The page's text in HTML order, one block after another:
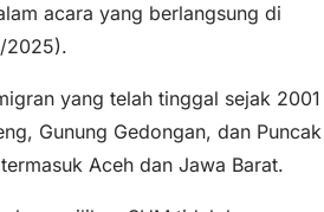
acara yang berlangsung di
2025).
yang telah tinggal sejak 2001
Gunung Gedongan, dan Puncak
Aceh dan Jawa Barat.